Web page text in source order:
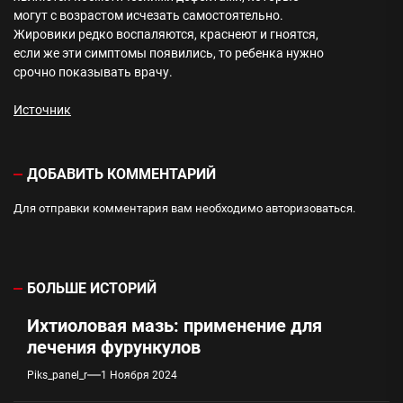
могут с возрастом исчезать самостоятельно.
Жировики редко воспаляются, краснеют и гноятся,
если же эти симптомы появились, то ребенка нужно
срочно показывать врачу.
Источник
ДОБАВИТЬ КОММЕНТАРИЙ
Для отправки комментария вам необходимо авторизоваться.
БОЛЬШЕ ИСТОРИЙ
Ихтиоловая мазь: применение для
лечения фурункулов
Piks_panel_r 1 Ноября 2024